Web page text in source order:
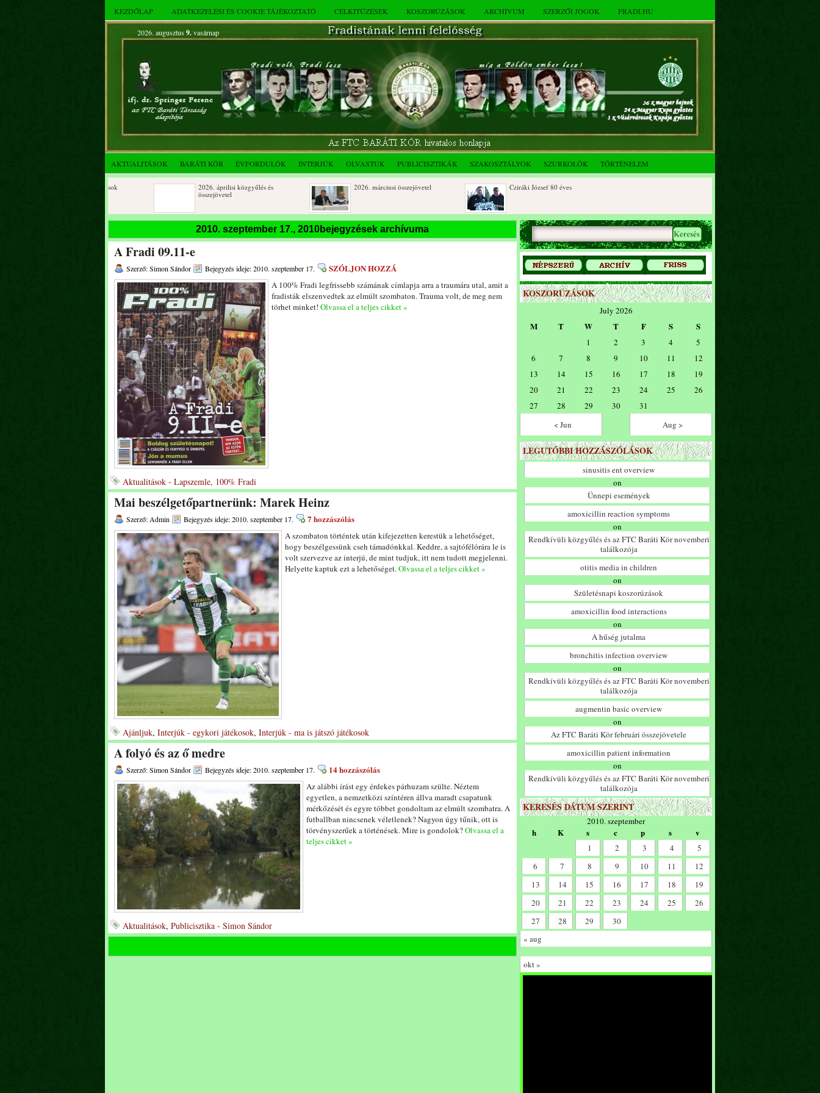
KEZDŐLAP ADATKEZELÉSI ÉS COOKIE TÁJÉKOZTATÓ CÉLKITŰZÉSEK KOSZORÚZÁSOK ARCHÍVUM SZERZŐI JOGOK FRADI.HU
2026. augusztus 9.vasárnap
AKTUALITÁSOK BARÁTI KÖR ÉVFORDULÓK INTERJÚK OLVASTUK PUBLICISZTIKÁK SZAKOSZTÁLYOK SZURKOLÓK TÖRTÉNELEM
2026. áprilisi közgyűlés és
összejövetel
2026. márciusi összejövetel Cziráki József 80 éves
Születésnapi koszorúzások
Rendkívüli közgyűlés és a 2025.
novemberi összejövetel
Dálnoki József 90 éves
Az FTC Baráti Kör 2025. októberi
összejövetel
2010. szeptember 17., 2010bejegyzések archívuma
A Fradi 09.11-e
Szerző: Simon Sándor Bejegyzés ideje: 2010. szeptember 17. SZÓLJON HOZZÁ
A 100% Fradi legfrissebb számának címlapja arra a traumára utal, amit a
fradisták elszenvedtek az elmúlt szombaton. Trauma volt, de meg nem
törhet minket! Olvassa el a teljes cikket »
Aktualitások - Lapszemle, 100% Fradi
Mai beszélgetőpartnerünk: Marek Heinz
Szerző: Admin Bejegyzés ideje: 2010. szeptember 17. 7 hozzászólás
A szombaton történtek után kifejezetten kerestük a lehetőséget,
hogy beszélgessünk cseh támadónkkal. Keddre, a sajtófélórára le is
volt szervezve az interjú, de mint tudjuk, itt nem tudott megjelenni.
Helyette kaptuk ezt a lehetőséget.Olvassa el a teljes cikket »
Ajánljuk, Interjúk - egykori játékosok, Interjúk - ma is játszó játékosok
A folyó és az ő medre
Szerző: Simon Sándor Bejegyzés ideje: 2010. szeptember 17. 14 hozzászólás
Az alábbi írást egy érdekes párhuzam szülte. Néztem
egyetlen, a nemzetközi színtéren állva maradt csapatunk
mérkőzését és egyre többet gondoltam az elmúlt szombatra. A
futballban nincsenek véletlenek? Nagyon úgy tűnik, ott is
törvényszerűek a történések. Mire is gondolok?Olvassa el a
teljes cikket »
Aktualitások, Publicisztika - Simon Sándor
KOSZORÚZÁSOK
July 2026
M T W T F S S
1 2 3 4
5
6
7 8 9 10 11
12
13
14 15 16 17 18
19
20
21 22 23 24 25
26
27
28 29 30
31
< Jun
Aug >
LEGUTÓBBI HOZZÁSZÓLÁSOK
sinusitis ent overview
on
Ünnepi események
amoxicillin reaction symptoms
on
Rendkívüli közgyűlés és az FTC Baráti Kör novemberi
találkozója
otitis media in children
on
Születésnapi koszorúzások
amoxicillin food interactions
on
A hűség jutalma
bronchitis infection overview
on
Rendkívüli közgyűlés és az FTC Baráti Kör novemberi
találkozója
augmentin basic overview
on
Az FTC Baráti Kör februári összejövetele
amoxicillin patient information
on
Rendkívüli közgyűlés és az FTC Baráti Kör novemberi
találkozója
KERESÉS DÁTUM SZERINT
2010. szeptember
h K s c p s v
1 2 3 4
5
6
7 8 9 10 11
12
13
14 15 16 17 18
19
20
21 22 23 24 25
26
27
28 29
30
« aug
okt »